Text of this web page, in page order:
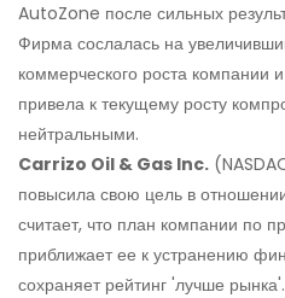
AutoZone после сильных
Фирма сослалась на
коммерческого роста компании
привела к текущему росту
нейтральными.
Carrizo Oil & Gas Inc.
повысила свою цель в
считает, что план компании по
приближает ее к устранению
сохраняет рейтинг 'лучше рынка'.